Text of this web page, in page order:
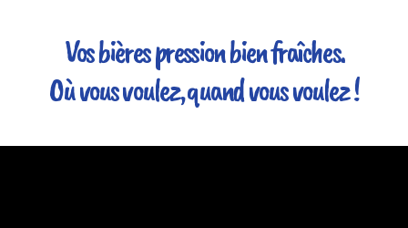
Vos bières pression bien fraîches.
Où vous voulez, quand vous voulez !